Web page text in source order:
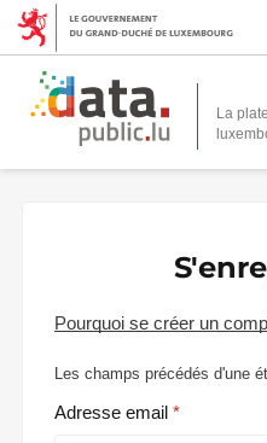
La
Pourquoi se créer un
Les champs précédés d'une
Adresse email